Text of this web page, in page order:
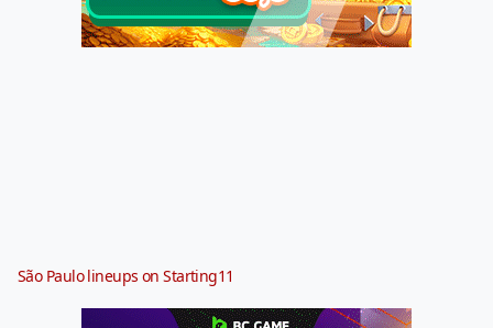
São Paulo lineups on Starting11